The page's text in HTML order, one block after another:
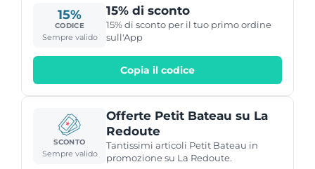
15%
CODICE
Sempre valido
15% di sconto
15% di sconto per il tuo primo ordine
sull'App
Copia il codice
SCONTO
Sempre valido
Offerte Petit Bateau su La
Redoute
Tantissimi articoli Petit Bateau in
promozione su La Redoute.